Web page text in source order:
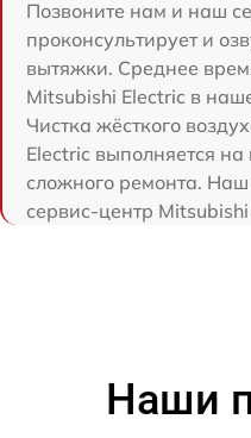
Позвоните нам и наш
проконсультирует и
вытяжки. Среднее
Mitsubishi Electric в
Чистка жёсткого
Electric выполняется на
сложного ремонта. Наш
сервис-центр
Наши